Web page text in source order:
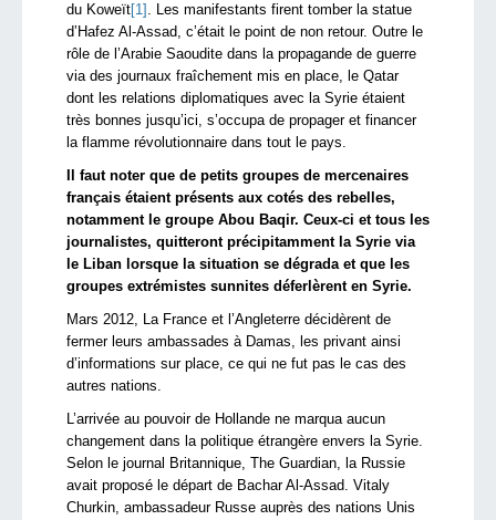
du Koweït[1] . Les manifestants firent tomber la statue
d’Hafez Al-Assad, c’était le point de non retour. Outre le
rôle de l’Arabie Saoudite dans la propagande de guerre
via des journaux fraîchement mis en place, le Qatar
dont les relations diplomatiques avec la Syrie étaient
très bonnes jusqu’ici, s’occupa de propager et financer
la flamme révolutionnaire dans tout le pays.
Il faut noter que de petits groupes de mercenaires
français étaient présents aux cotés des rebelles,
notamment le groupe Abou Baqir. Ceux-ci et tous les
journalistes, quitteront précipitamment la Syrie via
le Liban lorsque la situation se dégrada et que les
groupes extrémistes sunnites déferlèrent en Syrie.
Mars 2012, La France et l’Angleterre décidèrent de
fermer leurs ambassades à Damas, les privant ainsi
d’informations sur place, ce qui ne fut pas le cas des
autres nations.
L’arrivée au pouvoir de Hollande ne marqua aucun
changement dans la politique étrangère envers la Syrie.
Selon le journal Britannique, The Guardian, la Russie
avait proposé le départ de Bachar Al-Assad. Vitaly
Churkin, ambassadeur Russe auprès des nations Unis